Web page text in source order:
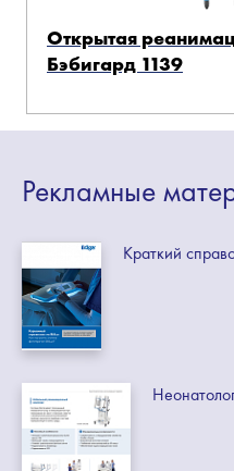
Открытая
Бэбигард 1139
Рекламные
Краткий